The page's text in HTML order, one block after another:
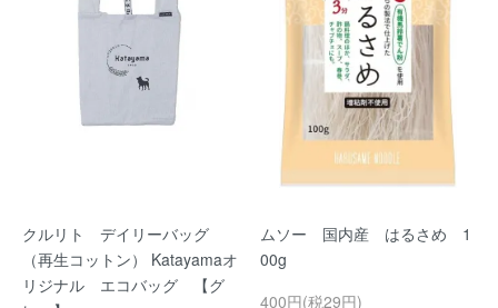
クルリト デイリーバッグ
（再生コットン） Katayamaオ
リジナル エコバッグ 【グ
ムソー 国内産 はるさめ 1
00g
400円(税29円)